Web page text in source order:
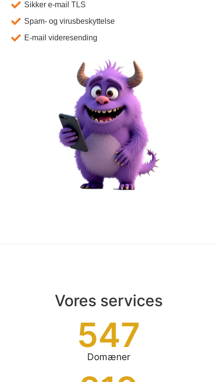
Sikker e-mail TLS
Spam- og virusbeskyttelse
E-mail videresending
Vores services
Domæner
547